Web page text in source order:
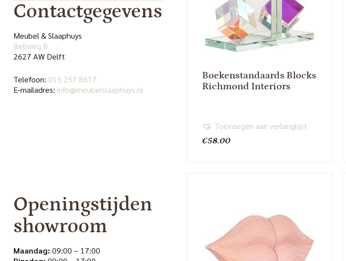
Contactgegevens
Meubel & Slaaphuys
Bellweg 8
2627 AW Delft
Telefoon: 015 257 8617
E-mailadres: info@meubelslaaphuys.nl
Openingstijden
showroom
Maandag: 09:00 – 17:00
Boekenstandaards Blocks
Richmond Interiors
€58.00
Toevoegen aan verlanglijst